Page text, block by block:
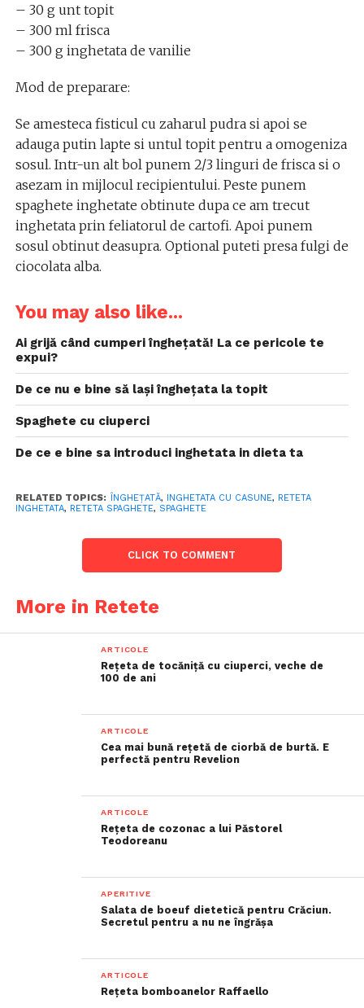
– 30 g unt topit
– 300 ml frisca
– 300 g inghetata de vanilie
Mod de preparare:
Se amesteca fisticul cu zaharul pudra si apoi se
adauga putin lapte si untul topit pentru a omogeniza
sosul. Intr-un alt bol punem 2/3 linguri de frisca si o
asezam in mijlocul recipientului. Peste punem
spaghete inghetate obtinute dupa ce am trecut
inghetata prin feliatorul de cartofi. Apoi punem
sosul obtinut deasupra. Optional puteti presa fulgi de
ciocolata alba.
You may also like...
Ai grijă când cumperi înghețată! La ce pericole te
expui?
De ce nu e bine să lași înghețata la topit
Spaghete cu ciuperci
De ce e bine sa introduci inghetata in dieta ta
RELATED TOPICS: ÎNGHEŢATĂ, INGHETATA CU CASUNE, RETETA
INGHETATA, RETETA SPAGHETE, SPAGHETE
CLICK TO COMMENT
More in Retete
ARTICOLE
Rețeta de tocăniță cu ciuperci, veche de
100 de ani
ARTICOLE
Cea mai bună rețetă de ciorbă de burtă. E
perfectă pentru Revelion
ARTICOLE
Rețeta de cozonac a lui Păstorel
Teodoreanu
APERITIVE
Salata de boeuf dietetică pentru Crăciun.
Secretul pentru a nu ne îngrășa
ARTICOLE
Rețeta bomboanelor Raffaello